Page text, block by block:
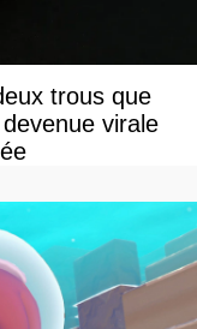
trous que
virale